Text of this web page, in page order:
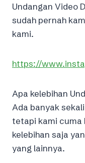
Undangan Video
sudah pernah
kami.
https://
Apa kelebihan
Ada banyak
tetapi kami cuma
kelebihan saja
yang lainnya.